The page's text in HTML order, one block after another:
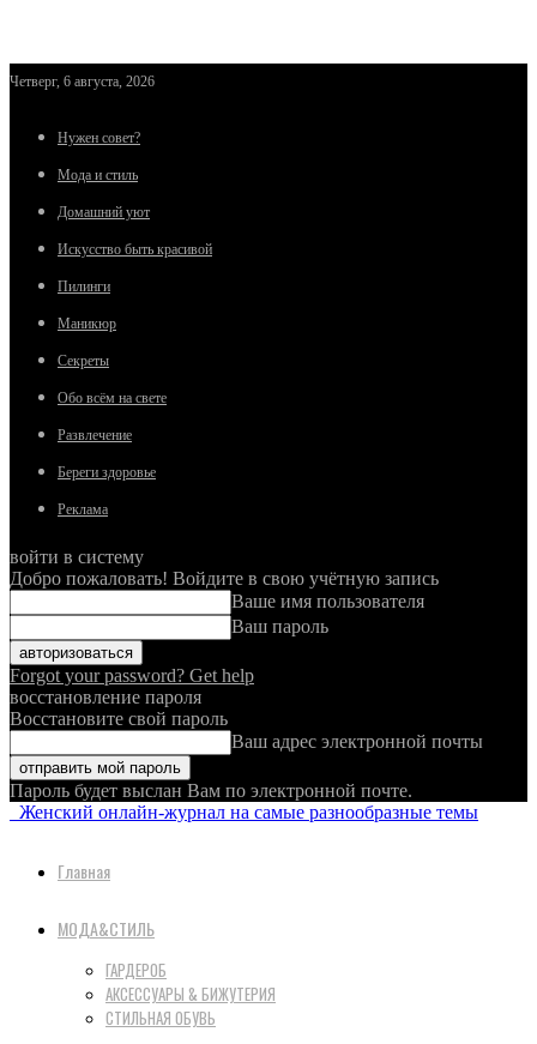
Четверг, 6 августа, 2026
Нужен совет?
Мода и стиль
Домашний уют
Искусство быть красивой
Пилинги
Маникюр
Секреты
Обо всём на свете
Развлечение
Береги здоровье
Реклама
войти в систему
Добро пожаловать! Войдите в свою учётную запись
Ваше имя пользователя
Ваш пароль
Forgot your password? Get help
восстановление пароля
Восстановите свой пароль
Ваш адрес электронной почты
Пароль будет выслан Вам по электронной почте.
Женский онлайн-журнал на самые разнообразные темы
Главная
МОДА&СТИЛЬ
ГАРДЕРОБ
АКСЕССУАРЫ & БИЖУТЕРИЯ
СТИЛЬНАЯ ОБУВЬ